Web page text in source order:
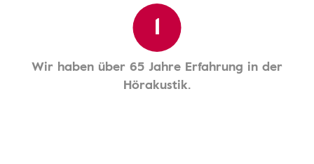
1
Wir haben über 65 Jahre Erfahrung in der
Hörakustik.